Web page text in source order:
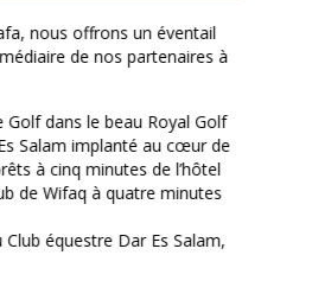
nous offrons un éventail
de nos partenaires à
Golf dans le beau Royal Golf
Salam implanté au cœur de
à cinq minutes de l’hôtel
de Wifaq à quatre minutes
Club équestre Dar Es Salam,